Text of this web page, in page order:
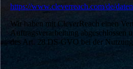
https://www.cleverreach.com/de/
Wir haben mit CleverReach einen
Auftragsverarbeitung abgeschlossen
des Art. 28 DS-GVO bei der